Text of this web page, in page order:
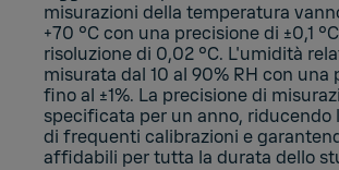
misurazioni della temperatura
+70 °C con una precisione di ±0,1
risoluzione di 0,02 °C. L'umidità
misurata dal 10 al 90% RH con una
fino al ±1%. La precisione di
specificata per un anno, riducendo
di frequenti calibrazioni e
affidabili per tutta la durata dello